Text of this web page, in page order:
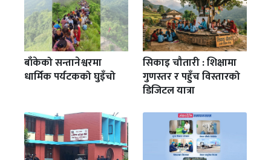
बाँकेको सन्तानेश्वरमा
धार्मिक पर्यटकको घुइँचो
सिकाइ चौतारी : शिक्षामा
गुणस्तर र पहुँच विस्तारको
डिजिटल यात्रा